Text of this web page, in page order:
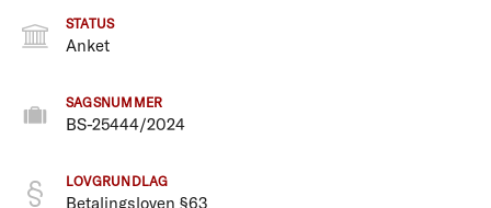
STATUS
Anket
SAGSNUMMER
BS-25444/2024
LOVGRUNDLAG
Betalingsloven §63